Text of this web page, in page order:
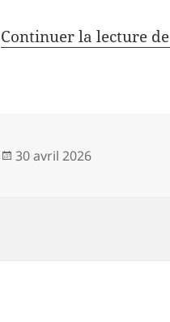
Continuer la lecture de
Publié
30 avril 2026